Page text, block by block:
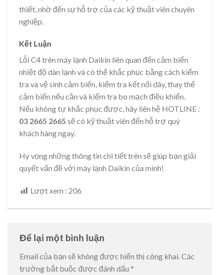
thiết, nhờ đến sự hỗ trợ của các kỹ thuật viên chuyên
nghiệp.
Kết Luận
Lỗi C4 trên máy lạnh Daikin liên quan đến cảm biến
nhiệt độ dàn lạnh và có thể khắc phục bằng cách kiểm
tra và vệ sinh cảm biến, kiểm tra kết nối dây, thay thế
cảm biến nếu cần và kiểm tra bo mạch điều khiển.
Nếu không tự khắc phục được, hãy liên hệ HOTLINE :
03 2665 2665 sẽ có kỹ thuật viên đến hỗ trợ quý
khách hàng ngay.
Hy vọng những thông tin chi tiết trên sẽ giúp bạn giải
quyết vấn đề với máy lạnh Daikin của mình!
Lượt xem : 206
Để lại một bình luận
Email của bạn sẽ không được hiển thị công khai. Các
trường bắt buộc được đánh dấu *